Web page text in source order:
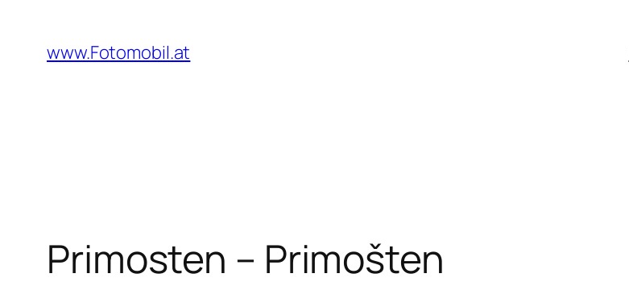
springen
www.Fotomobil.at
Primosten – Primošten